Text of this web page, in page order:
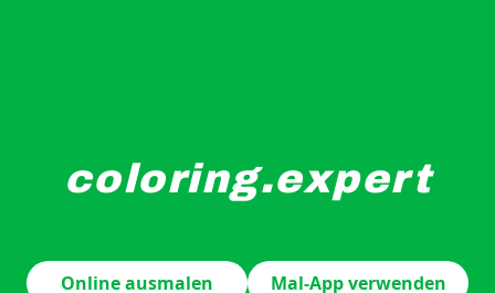
coloring.expert
Online ausmalen
Mal-App verwenden